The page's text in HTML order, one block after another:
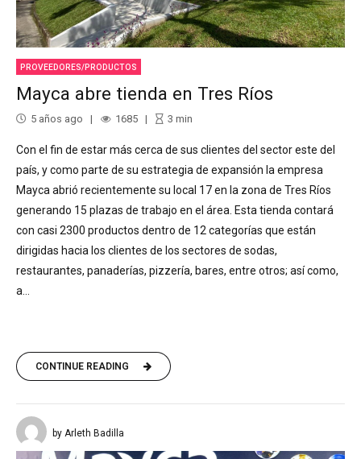
PROVEEDORES/PRODUCTOS
Mayca abre tienda en Tres Ríos
5 años ago 1685 3 min
Con el fin de estar más cerca de sus clientes del sector este del
país, y como parte de su estrategia de expansión la empresa
Mayca abrió recientemente su local 17 en la zona de Tres Ríos
generando 15 plazas de trabajo en el área. Esta tienda contará
con casi 2300 productos dentro de 12 categorías que están
dirigidas hacia los clientes de los sectores de sodas,
restaurantes, panaderías, pizzería, bares, entre otros; así como,
a...
CONTINUE READING
by Arleth Badilla